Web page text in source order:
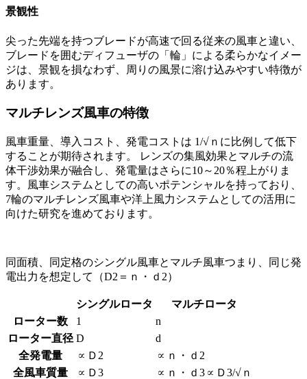
景観性
尖った先端を持つブレードが高速で回る従来の風車と違い、
ブレードを囲むディフューザの「輪」による柔らかなイメー
ジは、景観を損なわず、周りの風景に溶け込みやすい特徴が
あります。
マルチレンズ風車の特徴
風車重量、導入コスト、発電コストは 1/√ｎに比例して低下
することが期待されます。 レンズの集風効果とマルチの流
体干渉効果が融合し、発電量はさらに10～20％程上がりま
す。風車システムとしての高いポテンシャルを持っており、
7輪のマルチレンズ風車や洋上風力システムとしての活用に
向けた研究を進めております。
同面積、同定格のシングル風車とマルチ風車つまり、同じ発
電出力を想定して（D2＝ｎ・ｄ2）
シングルロータ
マルチロータ
ローター数
1
n
ローター直径 D
d
全発電量
∝Ｄ2
∝ｎ・ｄ2
全風車質量
∝Ｄ3
∝ｎ・ｄ3∝Ｄ3/√ｎ